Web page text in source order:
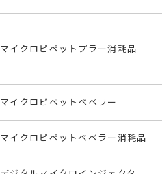
マイクロピペットプラー消耗品
マイクロピペットベベラー
マイクロピペットベベラー消耗品